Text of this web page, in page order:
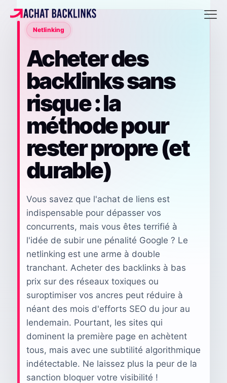
Netlinking
Acheter des
backlinks sans
risque : la
méthode pour
rester propre (et
durable)
Vous savez que l'achat de liens est
indispensable pour dépasser vos
concurrents, mais vous êtes terrifié à
l'idée de subir une pénalité Google ? Le
netlinking est une arme à double
tranchant. Acheter des backlinks à bas
prix sur des réseaux toxiques ou
suroptimiser vos ancres peut réduire à
néant des mois d'efforts SEO du jour au
lendemain. Pourtant, les sites qui
dominent la première page en achètent
tous, mais avec une subtilité algorithmique
indétectable. Ne laissez plus la peur de la
sanction bloquer votre visibilité !